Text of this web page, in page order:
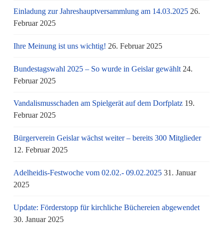
Einladung zur Jahreshauptversammlung am 14.03.2025 26.
Februar 2025
Ihre Meinung ist uns wichtig! 26. Februar 2025
Bundestagswahl 2025 – So wurde in Geislar gewählt 24.
Februar 2025
Vandalismusschaden am Spielgerät auf dem Dorfplatz 19.
Februar 2025
Bürgerverein Geislar wächst weiter – bereits 300 Mitglieder
12. Februar 2025
Adelheidis-Festwoche vom 02.02.- 09.02.2025 31. Januar
2025
Update: Förderstopp für kirchliche Büchereien abgewendet
30. Januar 2025